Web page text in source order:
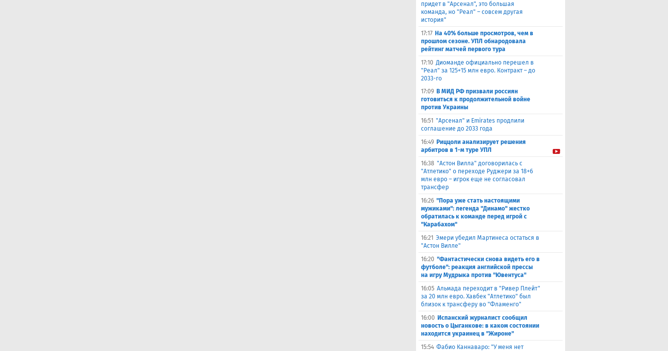
придет в "Арсенал", это большая
команда, но "Реал" – совсем другая
история"
17:17 На 40% больше просмотров, чем в
прошлом сезоне. УПЛ обнародовала
рейтинг матчей первого тура
17:10 Диоманде официально перешел в
"Реал" за 125+15 млн евро. Контракт – до
2033-го
17:09 В МИД РФ призвали россиян
готовиться к продолжительной войне
против Украины
16:51 "Арсенал" и Emirates продлили
соглашение до 2033 года
16:49 Риццоли анализирует решения
арбитров в 1-м туре УПЛ
16:38 "Астон Вилла" договорилась с
"Атлетико" о переходе Руджери за 18+6
млн евро – игрок еще не согласовал
трансфер
16:26 "Пора уже стать настоящими
мужиками": легенда "Динамо" жестко
обратилась к команде перед игрой с
"Карабахом"
16:21 Эмери убедил Мартинеса остаться в
"Астон Вилле"
16:20 "Фантастически снова видеть его в
футболе": реакция английской прессы
на игру Мудрыка против "Ювентуса"
16:05 Альмада переходит в "Ривер Плейт"
за 20 млн евро. Хавбек "Атлетико" был
близок к трансферу во "Фламенго"
16:00 Испанский журналист сообщил
новость о Цыганкове: в каком состоянии
находится украинец в "Жироне"
15:54 Фабио Каннаваро: "У меня нет